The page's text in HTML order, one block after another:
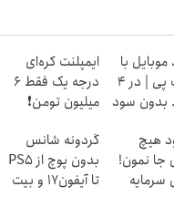
با
اسنپ پی | در ۴
سود
ایمپلنت کره‌ای
درجه یک فقط 6
میلیون تومن❗
هیچ
جا نمون!
سرمایه
گردونه شانس
بدون پوچ از PS5
تا آیفون17 و بیت